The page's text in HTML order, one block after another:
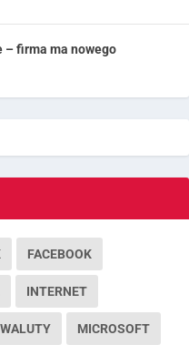
– firma ma nowego
FACEBOOK
INTERNET
MICROSOFT